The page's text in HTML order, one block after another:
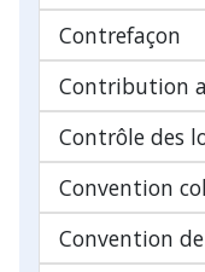
Contrefaçon
Contribution
Contrôle des
Convention
Convention